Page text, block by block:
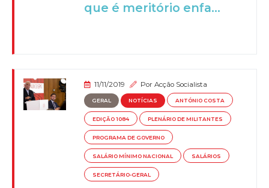
que é meritório enfa...
11/11/2019 PorAcção Socialista
GERAL NOTÍCIAS ANTÓNIO COSTA
EDIÇÃO 1084 PLENÁRIO DE MILITANTES
PROGRAMA DE GOVERNO
SALÁRIO MÍNIMO NACIONAL SALÁRIOS
SECRETÁRIO-GERAL